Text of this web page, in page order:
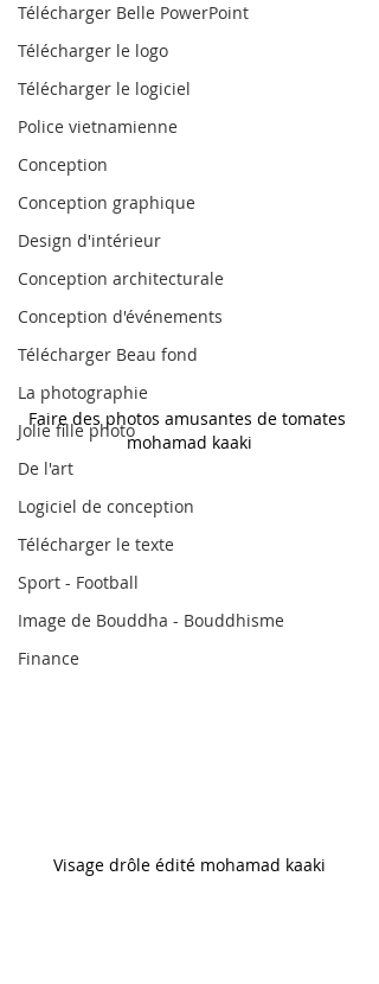
Télécharger Belle PowerPoint
Télécharger le logo
Télécharger le logiciel
Police vietnamienne
Conception
Conception graphique
Design d'intérieur
Conception architecturale
Conception d'événements
Télécharger Beau fond
La photographie
Jolie fille photo
De l'art
Logiciel de conception
Télécharger le texte
Sport - Football
Image de Bouddha - Bouddhisme
Finance
Faire des photos amusantes de tomates
mohamad kaaki
Visage drôle édité mohamad kaaki